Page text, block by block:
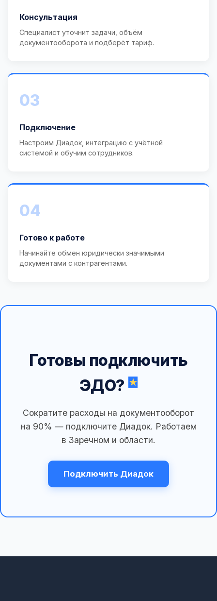
Консультация
Специалист уточнит задачи, объём
документооборота и подберёт тариф.
03
Подключение
Настроим Диадок, интеграцию с учётной
системой и обучим сотрудников.
04
Готово к работе
Начинайте обмен юридически значимыми
документами с контрагентами.
Готовы подключить
ЭДО?
Сократите расходы на документооборот
на 90% — подключите Диадок. Работаем
в Заречном и области.
Подключить Диадок